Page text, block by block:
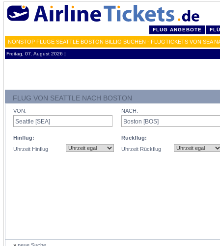
FLUG ANGEBOTE
NONSTOP FLÜGE SEATTLE BOSTON BILLIG BUCHEN - FLUGTICKETS VON SEA
Freitag, 07. August 2026 ¦
FLUG VON SEATTLE NACH BOSTON
VON:
Hinflug:
Uhrzeit Hinflug
NACH:
Rückflug:
Uhrzeit Rückflug